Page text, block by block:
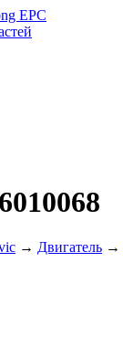
→ Двигатель →